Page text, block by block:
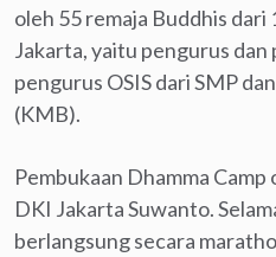
oleh 55 remaja Buddhis dari
Jakarta, yaitu pengurus dan
pengurus OSIS dari SMP
(KMB).
Pembukaan Dhamma
DKI Jakarta Suwanto.
berlangsung secara